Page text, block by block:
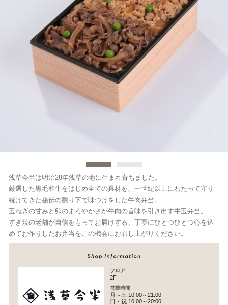
浅草今半は明治28年浅草の地に生まれ育ちました。
厳選した黒毛和牛をはじめ全ての具材を、一世紀以上にわたって守り
続けてきた秘伝の割り下で味つけをした牛肉弁当。
玉ねぎの甘みと卵のまろやかさが牛肉の旨味を引き出す牛玉弁当。
すき焼の老舗が自信をもってお届けする、丁寧にひとつひとつ心を込
めてお作りしたお弁当をこの機会にお召し上がりください。
フロア
2F
営業時間
月～土 10:00～21:00
日・祝 10:00～20:00